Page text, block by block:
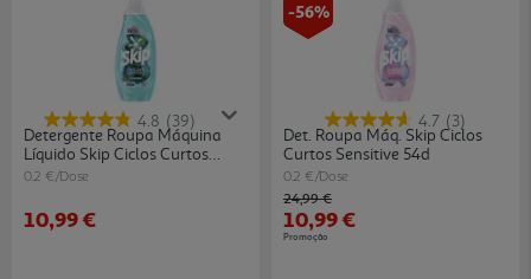
4.8 (39)
Detergente Roupa Máquina
Líquido Skip Ciclos Curtos
Eficácia 54d
0.2 €/Dose
10,99 €
-56%
4.7 (3)
Det. Roupa Máq. Skip Ciclos
Curtos Sensitive 54d
0.2 €/Dose
Price reduced from
24,99 €to
10,99 €
Promoção